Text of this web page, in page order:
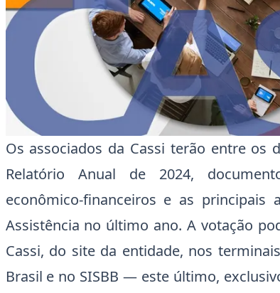
Os associados da Cassi terão entre os
Relatório Anual de 2024,
econômico-financeiros e as principais
Assistência no último ano. A votação
Cassi, do site da entidade, nos
Brasil e no SISBB — este último,